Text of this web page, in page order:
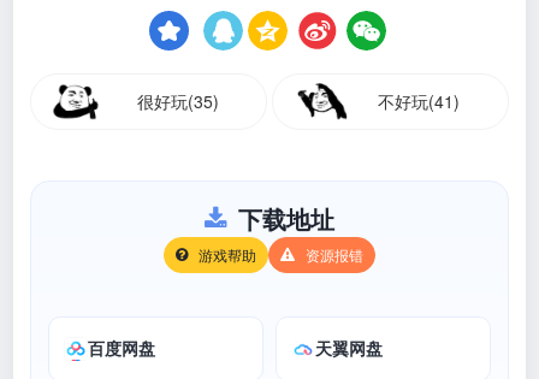
很好玩(35) 不好玩(41)
下载地址
游戏帮助 资源报错
百度网盘 天翼网盘